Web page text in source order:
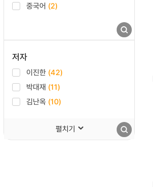
중국어 (2)
저자
이진한 (42)
박대재 (11)
김난옥 (10)
펼치기